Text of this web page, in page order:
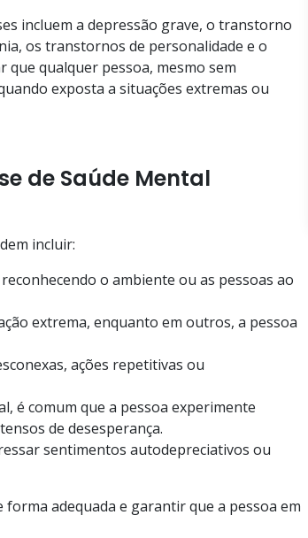
incluem a depressão grave, o transtorno
os transtornos de personalidade e o
que qualquer pessoa, mesmo sem
exposta a situações extremas ou
de Saúde Mental
incluir:
o ambiente ou as pessoas ao
extrema, enquanto em outros, a pessoa
ações repetitivas ou
é comum que a pessoa experimente
de desesperança.
sentimentos autodepreciativos ou
adequada e garantir que a pessoa em